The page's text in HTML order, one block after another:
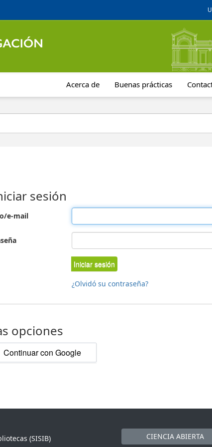
Acerca de Buenas prácticas
sesión
e-mail
Iniciar sesión
¿Olvidó su contraseña?
opciones
Continuar con Google
(SISIB)
CIENCIA ABIERTA